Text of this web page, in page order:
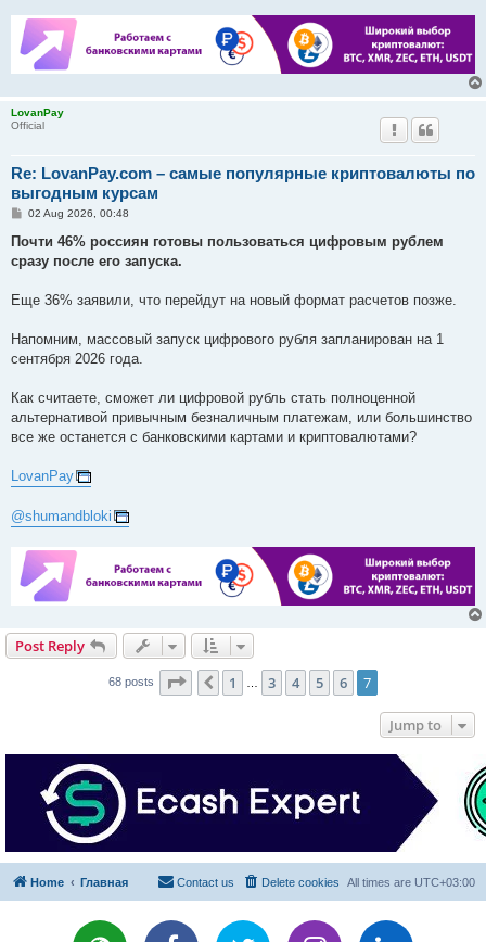
LovanPay
Official
Re: LovanPay.com – самые популярные криптовалюты по
выгодным курсам
P
s
02 Aug 2026, 00:48
Почти 46% россиян готовы пользоваться цифровым рублем
сразу после его запуска.
Еще 36% заявили, что перейдут на новый формат расчетов позже.
Напомним, массовый запуск цифрового рубля запланирован на 1
сентября 2026 года.
Как считаете, сможет ли цифровой рубль стать полноценной
альтернативой привычным безналичным платежам, или большинство
все же останется с банковскими картами и криптовалютами?
LovanPay
@shumandbloki
Post Reply
68 posts Page of
Previous
1 3 4 5 6 7
Jump to
Home Главная All times are UTC+03:00
Delete cookies
Contact us